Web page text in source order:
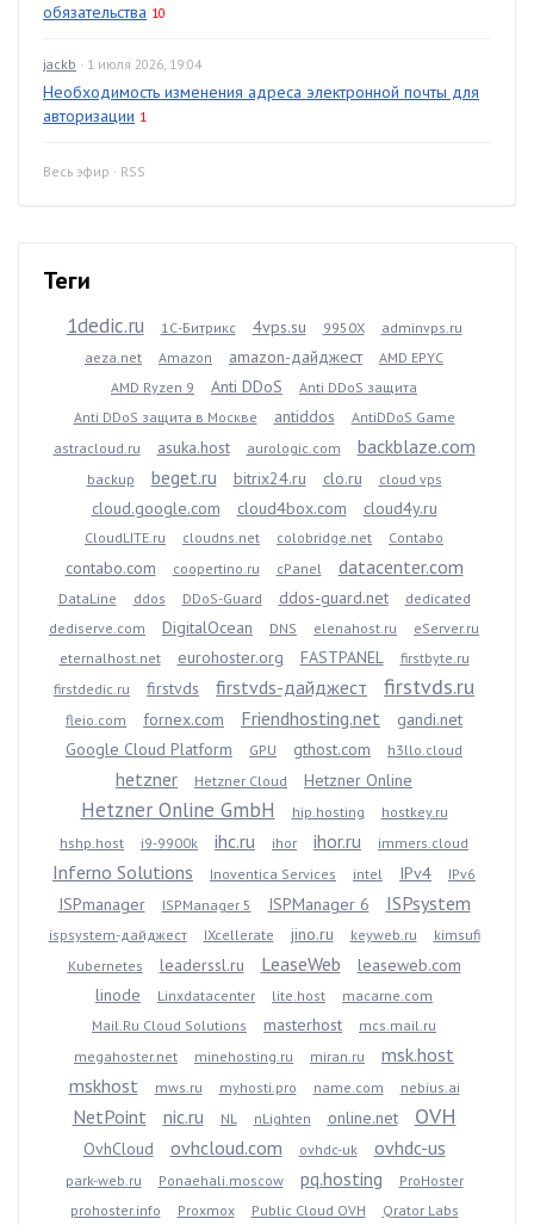
обязательства 10
jackb · 1 июля 2026, 19:04
Необходимость изменения адреса электронной почты для
авторизации 1
Весь эфир · RSS
Теги
1dedic.ru 1С-Битрикс 4vps.su 9950X
adminvps.ru
aeza.net
Amazon amazon-дайджест
AMD EPYC
AMD Ryzen 9
Anti DDoS
Anti DDoS защита
Anti DDoS защита в Москве
antiddos
AntiDDoS Game
astracloud.ru
asuka.host aurologic.com backblaze.com
backup beget.ru bitrix24.ru clo.ru cloud vps
cloud.google.com cloud4box.com cloud4y.ru
CloudLITE.ru cloudns.net colobridge.net Contabo
contabo.com coopertino.ru cPanel datacenter.com
DataLine ddos DDoS-Guard ddos-guard.net
dedicated
dediserve.com
DigitalOcean DNS elenahost.ru
eServer.ru
eternalhost.net
eurohoster.org FASTPANEL
firstbyte.ru
firstdedic.ru
firstvds firstvds-дайджест firstvds.ru
fleio.com fornex.com Friendhosting.net
gandi.net
Google Cloud Platform
GPU gthost.com h3llo.cloud
hetzner Hetzner Cloud Hetzner Online
Hetzner Online GmbH hip.hosting
hostkey.ru
hshp.host
i9-9900k ihc.ru ihor ihor.ru immers.cloud
Inferno Solutions Inoventica Services intel IPv4 IPv6
ISPmanager ISPManager 5 ISPManager 6 ISPsystem
ispsystem-дайджест IXcellerate jino.ru keyweb.ru
kimsufi
Kubernetes
leaderssl.ru LeaseWeb
leaseweb.com
linode
Linxdatacenter lite.host
macarne.com
Mail.Ru Cloud Solutions
masterhost
mcs.mail.ru
megahoster.net
minehosting.ru miran.ru
msk.host
mskhost
mws.ru myhosti.pro name.com nebius.ai
NetPoint nic.ru NL nLighten online.net OVH
OvhCloud ovhcloud.com ovhdc-uk ovhdc-us
park-web.ru Ponaehali.moscow pq.hosting
ProHoster
prohoster.info
Proxmox Public Cloud OVH Qrator Labs